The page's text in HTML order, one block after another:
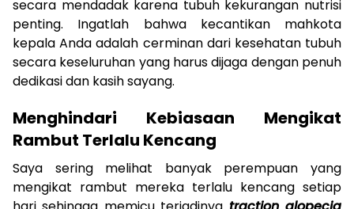
secara mendadak karena tubuh kekurangan nutrisi
penting. Ingatlah bahwa kecantikan mahkota
kepala Anda adalah cerminan dari kesehatan tubuh
secara keseluruhan yang harus dijaga dengan penuh
dedikasi dan kasih sayang.
Menghindari Kebiasaan Mengikat
Rambut Terlalu Kencang
Saya sering melihat banyak perempuan yang
mengikat rambut mereka terlalu kencang setiap